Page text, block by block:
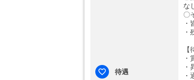
待遇
な
〇
・
・
【
・
・
・